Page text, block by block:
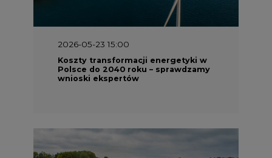
2026-05-23 15:00
Koszty transformacji energetyki w
Polsce do 2040 roku – sprawdzamy
wnioski ekspertów